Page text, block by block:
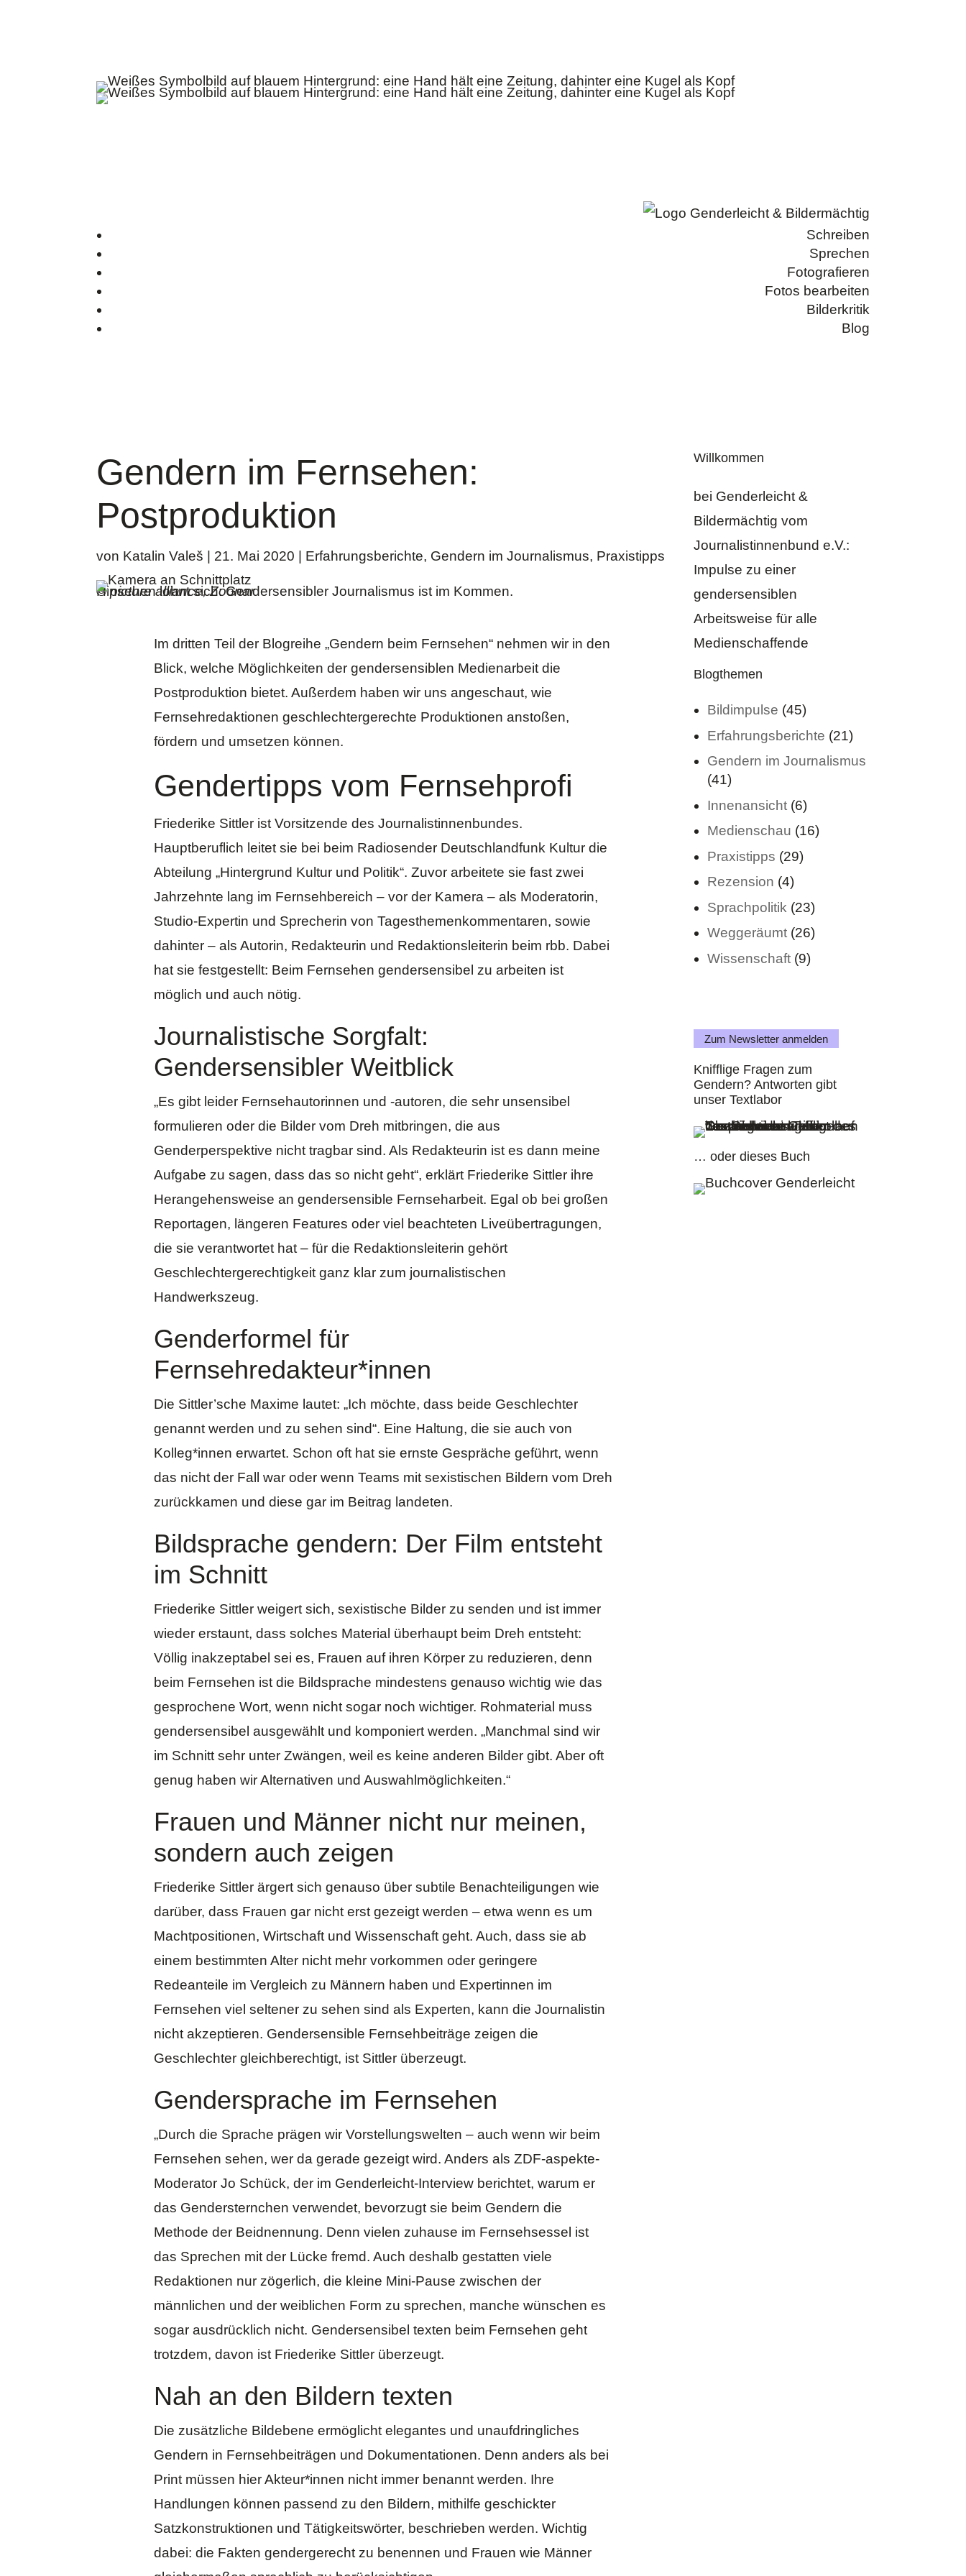
Schreiben
Sprechen
Fotografieren
Fotos bearbeiten
Bilderkritik
Blog
Gendern im Fernsehen:
Postproduktion
von Katalin Valeš 21. Mai 2020 Erfahrungsberichte, Gendern im Journalismus, Praxistipps
Hinsehen lohnt sich: Gendersensibler Journalismus ist im Kommen.
©picture alliance, Zoonar
Im dritten Teil der Blogreihe „Gendern beim Fernsehen“ nehmen wir in den
Blick, welche Möglichkeiten der gendersensiblen Medienarbeit die
Postproduktion bietet. Außerdem haben wir uns angeschaut, wie
Fernsehredaktionen geschlechtergerechte Produktionen anstoßen,
fördern und umsetzen können.
Gendertipps vom Fernsehprofi
Friederike Sittler ist Vorsitzende des Journalistinnenbundes.
Hauptberuflich leitet sie bei beim Radiosender Deutschlandfunk Kultur die
Abteilung „Hintergrund Kultur und Politik“. Zuvor arbeitete sie fast zwei
Jahrzehnte lang im Fernsehbereich – vor der Kamera – als Moderatorin,
Studio-Expertin und Sprecherin von Tagesthemenkommentaren, sowie
dahinter – als Autorin, Redakteurin und Redaktionsleiterin beim rbb. Dabei
hat sie festgestellt: Beim Fernsehen gendersensibel zu arbeiten ist
möglich und auch nötig.
Journalistische Sorgfalt:
Gendersensibler Weitblick
„Es gibt leider Fernsehautorinnen und -autoren, die sehr unsensibel
formulieren oder die Bilder vom Dreh mitbringen, die aus
Genderperspektive nicht tragbar sind. Als Redakteurin ist es dann meine
Aufgabe zu sagen, dass das so nicht geht“, erklärt Friederike Sittler ihre
Herangehensweise an gendersensible Fernseharbeit. Egal ob bei großen
Reportagen, längeren Features oder viel beachteten Liveübertragungen,
die sie verantwortet hat – für die Redaktionsleiterin gehört
Geschlechtergerechtigkeit ganz klar zum journalistischen
Handwerkszeug.
Genderformel für
Fernsehredakteur*innen
Die Sittler’sche Maxime lautet: „Ich möchte, dass beide Geschlechter
genannt werden und zu sehen sind“. Eine Haltung, die sie auch von
Kolleg*innen erwartet. Schon oft hat sie ernste Gespräche geführt, wenn
das nicht der Fall war oder wenn Teams mit sexistischen Bildern vom Dreh
zurückkamen und diese gar im Beitrag landeten.
Bildsprache gendern: Der Film entsteht
im Schnitt
Friederike Sittler weigert sich, sexistische Bilder zu senden und ist immer
wieder erstaunt, dass solches Material überhaupt beim Dreh entsteht:
Völlig inakzeptabel sei es, Frauen auf ihren Körper zu reduzieren, denn
beim Fernsehen ist die Bildsprache mindestens genauso wichtig wie das
gesprochene Wort, wenn nicht sogar noch wichtiger. Rohmaterial muss
gendersensibel ausgewählt und komponiert werden. „Manchmal sind wir
im Schnitt sehr unter Zwängen, weil es keine anderen Bilder gibt. Aber oft
genug haben wir Alternativen und Auswahlmöglichkeiten.“
Frauen und Männer nicht nur meinen,
sondern auch zeigen
Friederike Sittler ärgert sich genauso über subtile Benachteiligungen wie
darüber, dass Frauen gar nicht erst gezeigt werden – etwa wenn es um
Machtpositionen, Wirtschaft und Wissenschaft geht. Auch, dass sie ab
einem bestimmten Alter nicht mehr vorkommen oder geringere
Redeanteile im Vergleich zu Männern haben und Expertinnen im
Fernsehen viel seltener zu sehen sind als Experten, kann die Journalistin
nicht akzeptieren. Gendersensible Fernsehbeiträge zeigen die
Geschlechter gleichberechtigt, ist Sittler überzeugt.
Gendersprache im Fernsehen
„Durch die Sprache prägen wir Vorstellungswelten – auch wenn wir beim
Fernsehen sehen, wer da gerade gezeigt wird. Anders alsZDF-aspekte-
Moderator Jo Schück, der im Genderleicht-Interview berichtet, warum er
das Gendersternchen verwendet, bevorzugt sie beim Gendern die
Methode der Beidnennung. Denn vielen zuhause im Fernsehsessel ist
das Sprechen mit der Lücke fremd. Auch deshalb gestatten viele
Redaktionen nur zögerlich, die kleine Mini-Pause zwischen der
männlichen und der weiblichen Form zu sprechen, manche wünschen es
sogar ausdrücklich nicht. Gendersensibel texten beim Fernsehen geht
trotzdem, davon ist Friederike Sittler überzeugt.
Nah an den Bildern texten
Die zusätzliche Bildebene ermöglicht elegantes und unaufdringliches
Gendern in Fernsehbeiträgen und Dokumentationen. Denn anders als bei
Print müssen hier Akteur*innen nicht immer benannt werden. Ihre
Handlungen können passend zu den Bildern, mithilfe geschickter
Satzkonstruktionen und Tätigkeitswörter, beschrieben werden. Wichtig
dabei: die Fakten gendergerecht zu benennen und Frauen wie Männer
Willkommen
bei Genderleicht &
Bildermächtig vom
Journalistinnenbund e.V.:
Impulse zu einer
gendersensiblen
Arbeitsweise für alle
Medienschaffende
Blogthemen
Bildimpulse (45)
Erfahrungsberichte (21)
Gendern im Journalismus
(41)
Innenansicht(6)
Medienschau (16)
Praxistipps (29)
Rezension (4)
Sprachpolitik (23)
Weggeräumt(26)
Wissenschaft(9)
Zum Newsletter anmelden
Knifflige Fragen zum
Gendern? Antworten gibt
unser Textlabor
… oder dieses Buch